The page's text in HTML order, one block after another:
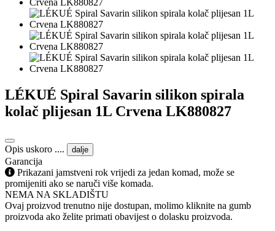
LÉKUÉ Spiral Savarin silikon spirala
kolač plijesan 1L Crvena LK880827
Opis uskoro .... dalje
Garancija
Prikazani jamstveni rok vrijedi za jedan komad, može se
promijeniti ako se naruči više komada.
NEMA NA SKLADIŠTU
Ovaj proizvod trenutno nije dostupan, molimo kliknite na gumb
proizvoda ako želite primati obavijest o dolasku proizvoda.